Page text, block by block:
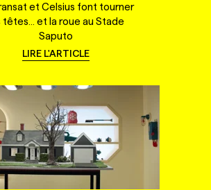
et Celsius font tourner
têtes... et la roue au Stade
Saputo
LIRE L'ARTICLE